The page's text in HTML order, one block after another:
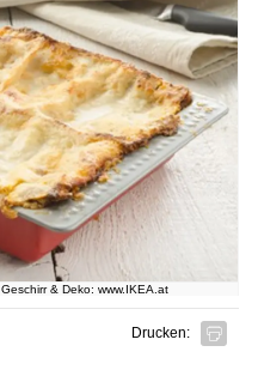
& Deko: www.IKEA.at
Drucken: